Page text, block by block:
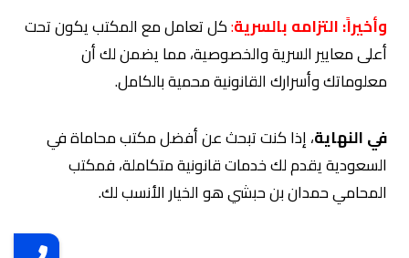
وأخيراً:التزامه بالسرية:كل تعامل مع المكتب يكون تحت
أعلى معايير السرية والخصوصية، مما يضمن لك أن
معلوماتك وأسرارك القانونية محمية بالكامل.
في النهاية، إذا كنت تبحث عن أفضل مكتب محاماة في
السعودية يقدم لك خدمات قانونية متكاملة، فمكتب
المحامي حمدان بن حبشي هو الخيار الأنسب لك.